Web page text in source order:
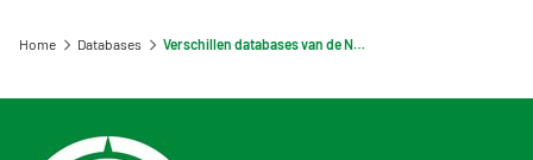
NMD Events
Persinformatie Nationale Milieudatabase
Home Databases Verschillen databases van de NMD